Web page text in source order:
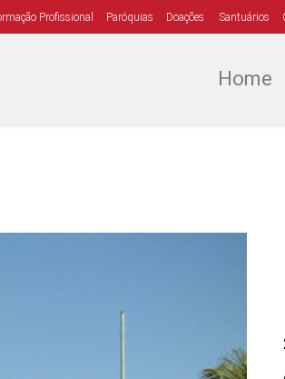
Profissional Paróquias Doações Santuários
Home